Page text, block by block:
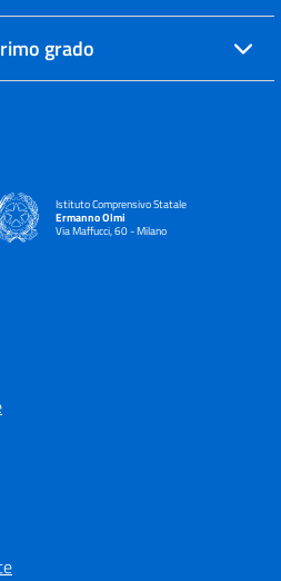
grado
Istituto Comprensivo Statale
Ermanno Olmi
Via Maffucci, 60 - Milano
— Visita la pagina iniziale della scuola